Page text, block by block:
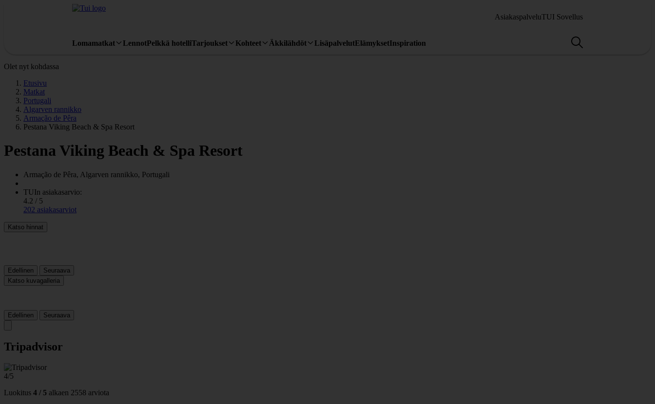
AsiakaspalveluTUI Sovellus
Lomamatkat LennotPelkkä hotelliTarjoukset Kohteet Äkkilähdöt LisäpalvelutElämyksetInspiration
Olet nyt kohdassa
Etusivu
Matkat
Portugali
Algarven rannikko
Armação de Pêra
Pestana Viking Beach & Spa Resort
Pestana Viking Beach & Spa Resort
Armação de Pêra, Algarven rannikko, Portugali
TUIn asiakasarvio:
4.2 / 5
202 asiakasarviot
Katso hinnat
Edellinen
Seuraava
Katso kuvagalleria
Edellinen Seuraava
Tripadvisor
4/5
Luokitus 4 / 5 alkaen 2558 arviota